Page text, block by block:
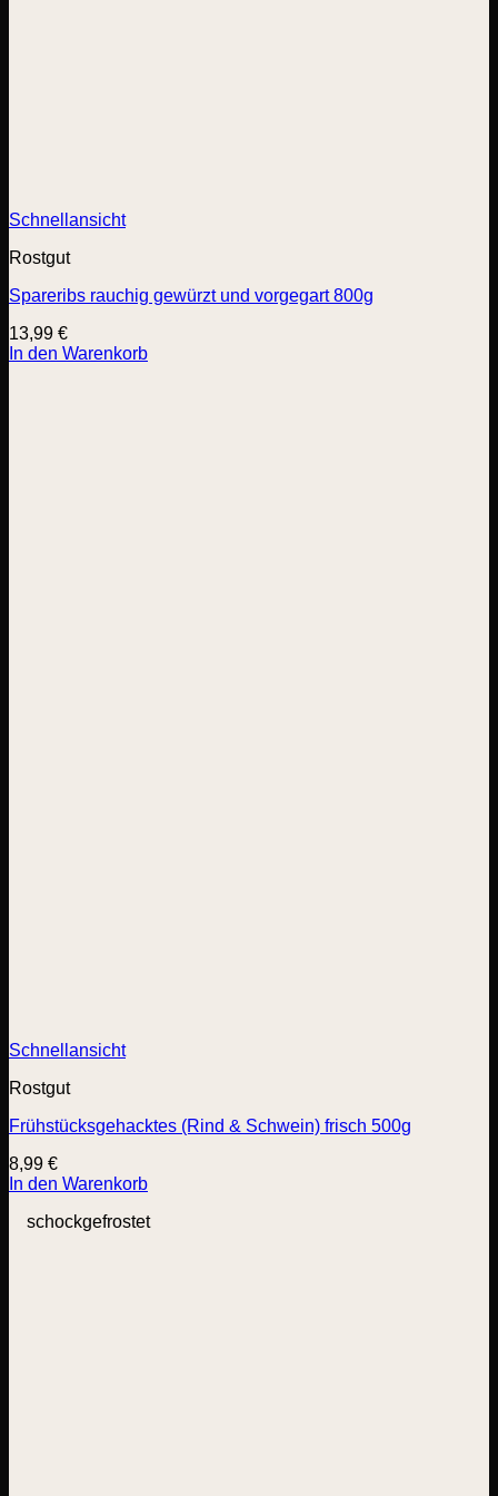
Schnellansicht
Rostgut
Spareribs rauchig gewürzt und vorgegart 800g
13,99 €
In den Warenkorb
Schnellansicht
Rostgut
Frühstücksgehacktes (Rind & Schwein) frisch 500g
8,99 €
In den Warenkorb
schockgefrostet